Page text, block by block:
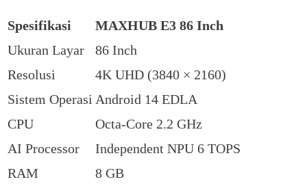
Spesifikasi
MAXHUB E3 86 Inch
Ukuran Layar
86 Inch
Resolusi
4K UHD (3840 × 2160)
Sistem Operasi Android 14 EDLA
CPU
Octa-Core 2.2 GHz
AI Processor
Independent NPU 6 TOPS
RAM
8 GB